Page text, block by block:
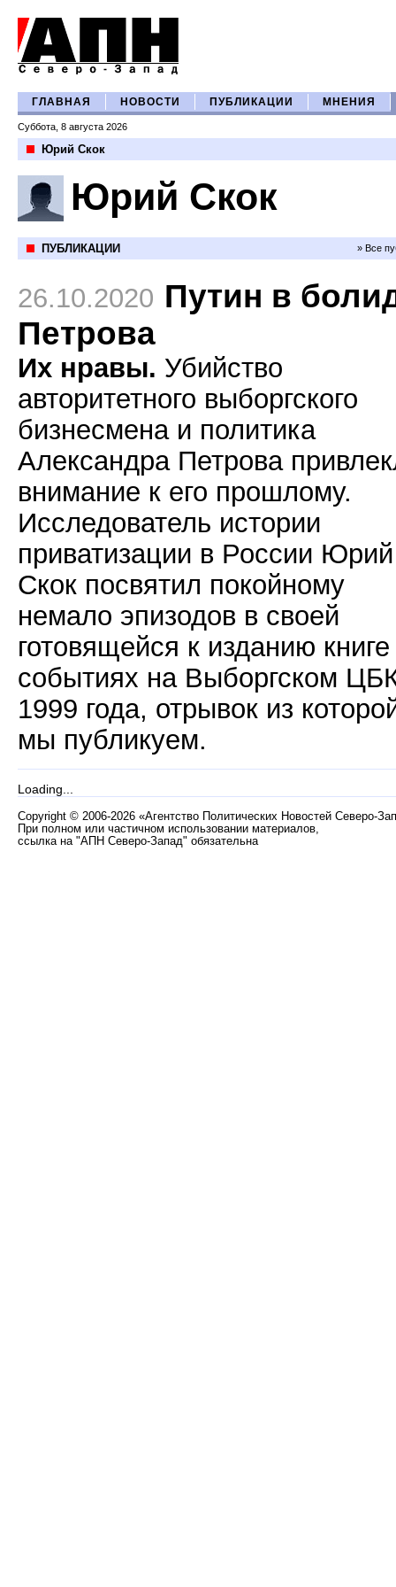
ГЛАВНАЯ НОВОСТИ ПУБЛИКАЦИИ МНЕНИЯ
Суббота, 8 августа 2026
Юрий Скок
Юрий Скок
ПУБЛИКАЦИИ » Все
26.10.2020 Путин в
Петрова
Их нравы. Убийство
авторитетного выборгского
бизнесмена и политика
Александра Петрова
внимание к его прошлому.
Исследователь истории
приватизации в России Юрий
Скок посвятил покойному
немало эпизодов в своей
готовящейся к изданию
событиях на Выборгском
1999 года, отрывок из
мы публикуем.
Loading...
Copyright © 2006-2026 «Агентство Политических Новостей Северо-
При полном или частичном использовании материалов,
ссылка на "АПН Северо-Запад" обязательна